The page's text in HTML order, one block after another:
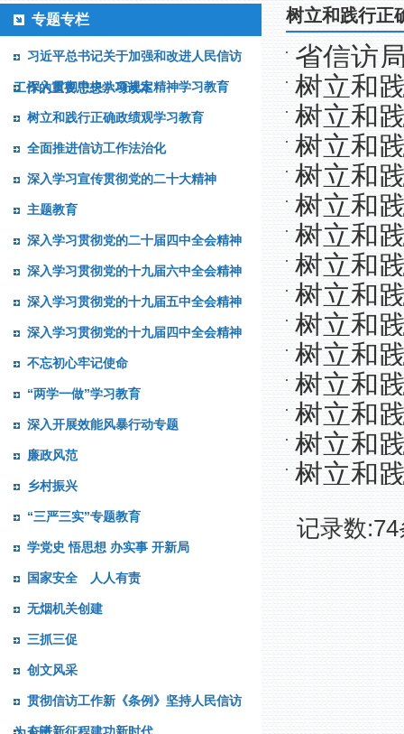
专题专栏
习近平总书记关于加强和改进人民信访
工作的重要思想学习读本
深入贯彻中央八项规定精神学习教育
树立和践行正确政绩观学习教育
全面推进信访工作法治化
深入学习宣传贯彻党的二十大精神
主题教育
深入学习贯彻党的二十届四中全会精神
深入学习贯彻党的十九届六中全会精神
深入学习贯彻党的十九届五中全会精神
深入学习贯彻党的十九届四中全会精神
不忘初心牢记使命
“两学一做”学习教育
深入开展效能风暴行动专题
廉政风范
乡村振兴
“三严三实”专题教育
学党史 悟思想 办实事 开新局
国家安全 人人有责
无烟机关创建
三抓三促
创文风采
贯彻信访工作新《条例》坚持人民信访
树立和践行正
省信访
和践行
树立和
树立和
绩”
树立和
树立和
哪里？
树立和
树立和
德？
树立和
访——年
树立和
树立和
棒”？
树立和
主义
树立和
种进百
树立和
上要检讨
树立和
树立和
记录数